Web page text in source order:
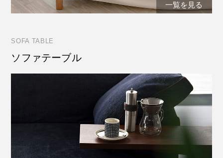
一覧を見る
SOFA TABLE
ソファテーブル